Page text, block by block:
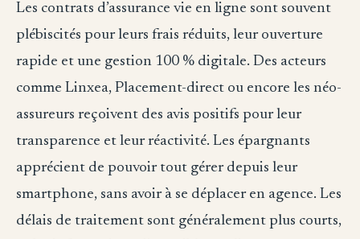
Les contrats d’assurance vie en ligne sont souvent
plébiscités pour leurs frais réduits, leur ouverture
rapide et une gestion 100 % digitale. Des acteurs
comme Linxea, Placement-direct ou encore les néo-
assureurs reçoivent des avis positifs pour leur
transparence et leur réactivité. Les épargnants
apprécient de pouvoir tout gérer depuis leur
smartphone, sans avoir à se déplacer en agence. Les
délais de traitement sont généralement plus courts,